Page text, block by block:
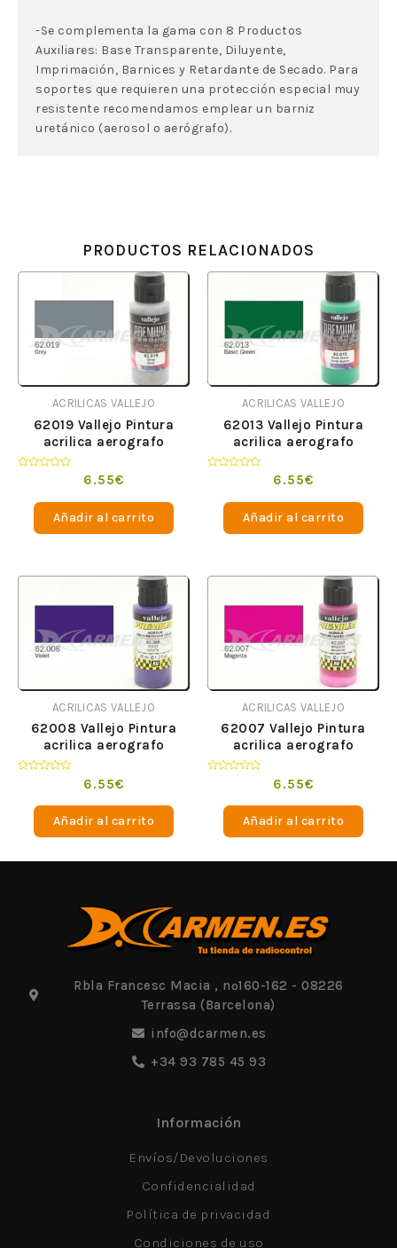
-Se complementa la gama con 8 Productos
Auxiliares: Base Transparente, Diluyente,
Imprimación, Barnices y Retardante de Secado. Para
soportes que requieren una protección especial muy
resistente recomendamos emplear un barniz
uretánico (aerosol o aerógrafo).
PRODUCTOS RELACIONADOS
ACRILICAS VALLEJO
62019 Vallejo Pintura
acrilica aerografo
Premium opaco Gris 60
ml
6.55€
Añadir al carrito
ACRILICAS VALLEJO
62013 Vallejo Pintura
acrilica aerografo
Premium opaco Verde
Basico 60 ml
6.55€
Añadir al carrito
ACRILICAS VALLEJO
62008 Vallejo Pintura
acrilica aerografo
Premium opaco Violeta
60 ml
6.55€
Añadir al carrito
ACRILICAS VALLEJO
62007 Vallejo Pintura
acrilica aerografo
Premium opaco Magenta
60 ml
6.55€
Añadir al carrito
Rbla Francesc Macia , nº160-162 - 08226
Terrassa (Barcelona)
info@dcarmen.es
+34 93 785 45 93
Información
Envíos/Devoluciones
Confidencialidad
Política de privacidad
Condiciones de uso